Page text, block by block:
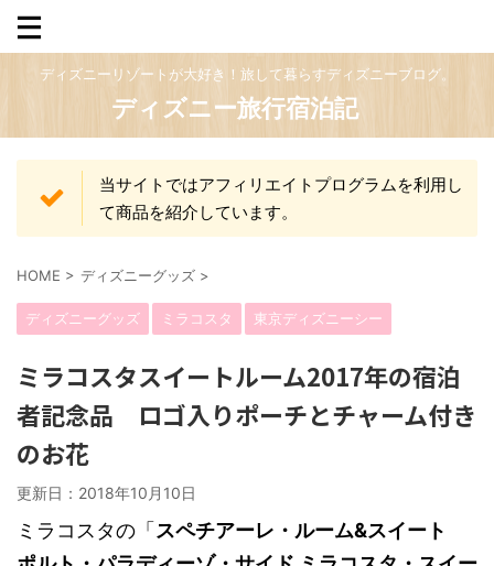
ディズニーリゾートが大好き！旅して暮らすディズニーブログ。
ディズニー旅行宿泊記
当サイトではアフィリエイトプログラムを利用し
て商品を紹介しています。
HOME > ディズニーグッズ >
ディズニーグッズ ミラコスタ 東京ディズニーシー
ミラコスタスイートルーム2017年の宿泊
者記念品 ロゴ入りポーチとチャーム付き
のお花
更新日： 2018年10月10日
ミラコスタの「 スペチアーレ・ルーム&スイート